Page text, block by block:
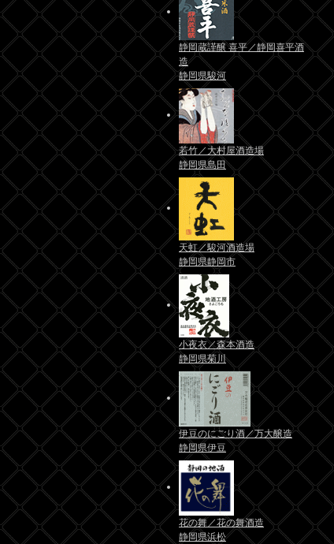
静岡蔵謹醸 喜平／静岡喜平酒
造
静岡県駿河
若竹／大村屋酒造場
静岡県島田
天虹／駿河酒造場
静岡県静岡市
小夜衣／森本酒造
静岡県菊川
伊豆のにごり酒／万大醸造
静岡県伊豆
花の舞／花の舞酒造
静岡県浜松